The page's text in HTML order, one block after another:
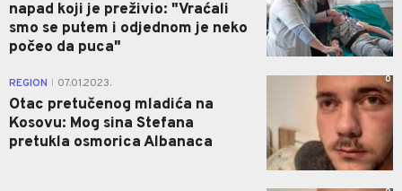
napad koji je preživio: "Vraćali
smo se putem i odjednom je neko
počeo da puca"
REGION 07.01.2023.
Otac pretučenog mladića na
Kosovu: Mog sina Stefana
pretukla osmorica Albanaca
0